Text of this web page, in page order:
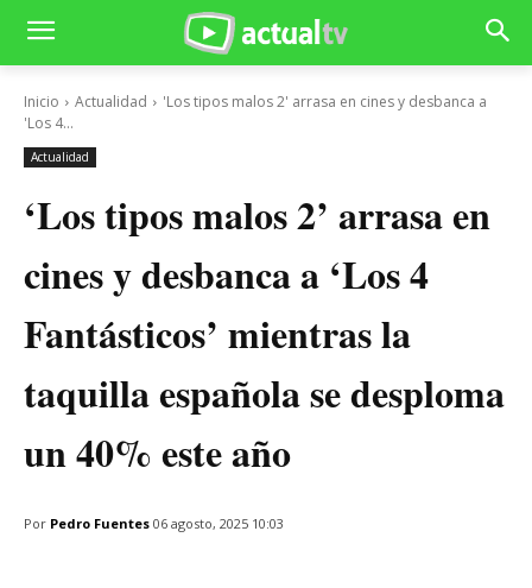
Inicio Actualidad
'Los tipos malos 2' arrasa en cines y desbanca a
'Los 4...
Actualidad
‘Los tipos malos 2’ arrasa en
cines y desbanca a ‘Los 4
Fantásticos’ mientras la
taquilla española se desploma
un 40% este año
Por Pedro Fuentes 06 agosto, 2025 10:03